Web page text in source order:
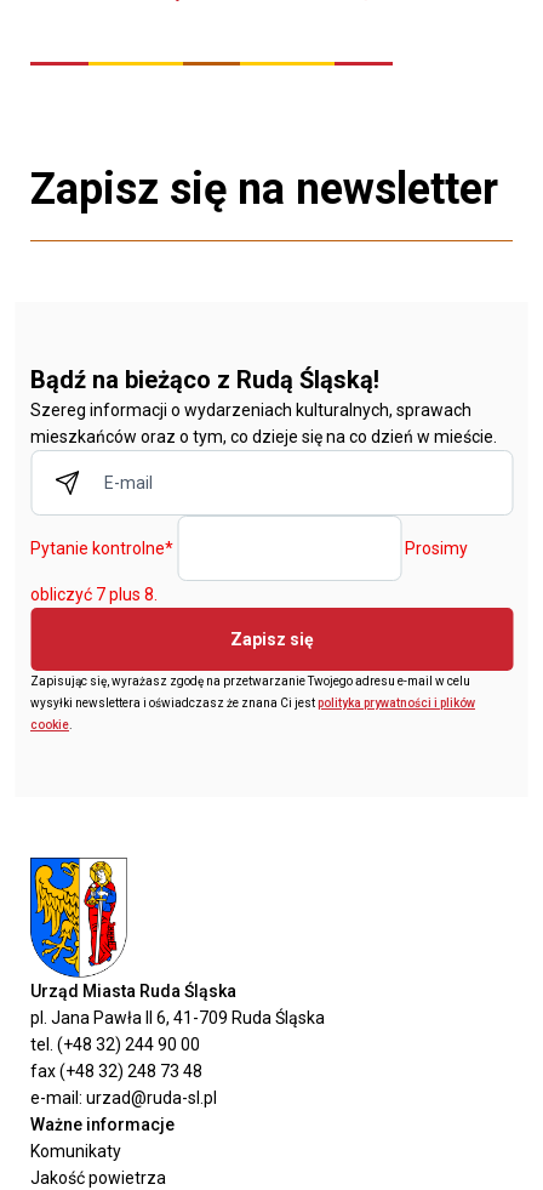
Zapisz się na newsletter
Bądź na bieżąco z Rudą Śląską!
Szereg informacji o wydarzeniach kulturalnych, sprawach
mieszkańców oraz o tym, co dzieje się na co dzień w mieście.
Pytanie kontrolne* Prosimy
obliczyć 7 plus 8.
Zapisz się
Zapisując się, wyrażasz zgodę na przetwarzanie Twojego adresu e-mail w celu
wysyłki newslettera i oświadczasz że znana Ci jestpolityka prywatności i plików
cookie
Urząd Miasta Ruda Śląska
pl. Jana Pawła II 6, 41-709 Ruda Śląska
tel. (+48 32) 244 90 00
fax (+48 32) 248 73 48
e-mail: urzad@ruda-sl.pl
Ważne informacje
Komunikaty
Jakość powietrza